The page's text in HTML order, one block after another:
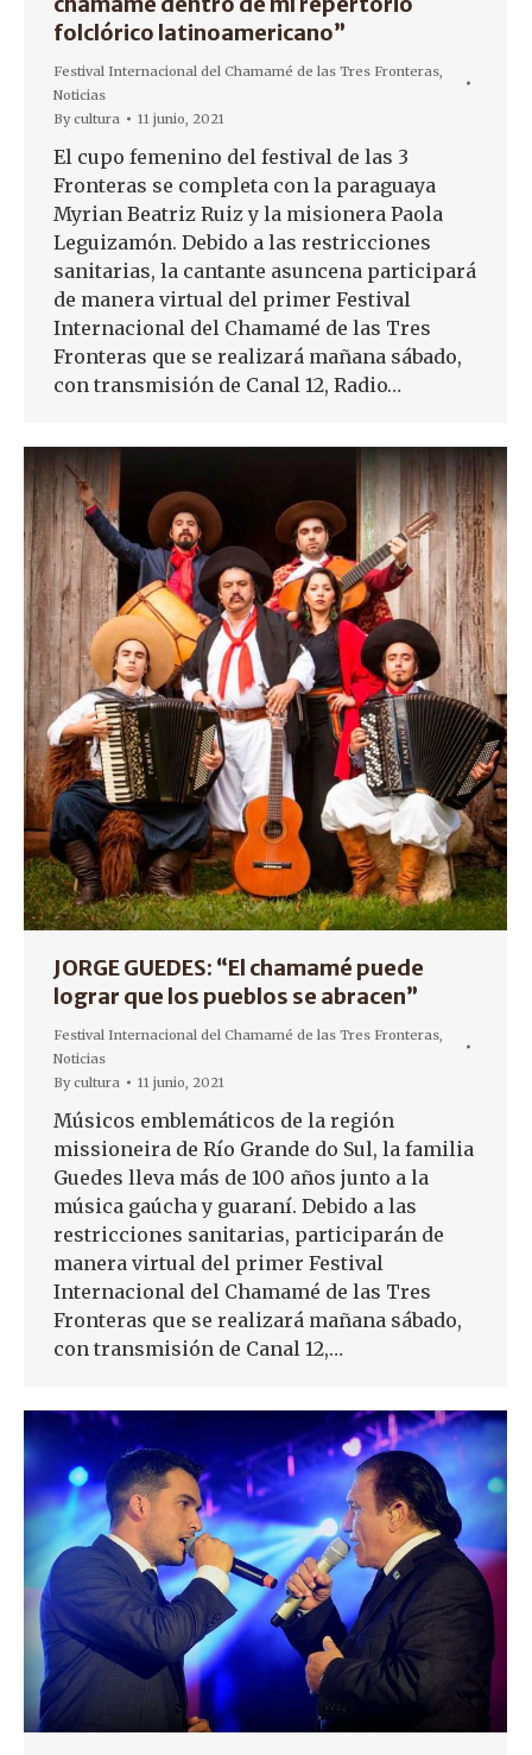
folclórico latinoamericano”
Festival Internacional del Chamamé de las Tres Fronteras,
Noticias
Bycultura 11 junio, 2021
El cupo femenino del festival de las 3
Fronteras se completa con la paraguaya
Myrian Beatriz Ruiz y la misionera Paola
Leguizamón. Debido a las restricciones
sanitarias, la cantante asuncena participará
de manera virtual del primer Festival
Internacional del Chamamé de las Tres
Fronteras que se realizará mañana sábado,
con transmisión de Canal 12, Radio…
JORGE GUEDES: “El chamamé puede
lograr que los pueblos se abracen”
Festival Internacional del Chamamé de las Tres Fronteras,
Noticias
Bycultura 11 junio, 2021
Músicos emblemáticos de la región
missioneira de Río Grande do Sul, la familia
Guedes lleva más de 100 años junto a la
música gaúcha y guaraní. Debido a las
restricciones sanitarias, participarán de
manera virtual del primer Festival
Internacional del Chamamé de las Tres
Fronteras que se realizará mañana sábado,
con transmisión de Canal 12,…